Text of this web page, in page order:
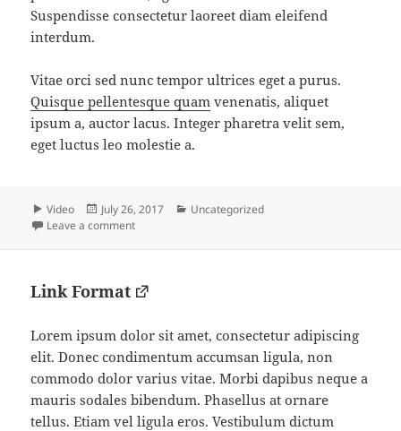
Suspendisse consectetur laoreet diam eleifend
interdum.
Vitae orci sed nunc tempor ultrices eget a purus.
Quisque pellentesque quam venenatis, aliquet
ipsum a, auctor lacus. Integer pharetra velit sem,
eget luctus leo molestie a.
Format
Video
Posted
on
July 26, 2017 Categories
Uncategorized
Leave a commenton Video Format
Link Format
Lorem ipsum dolor sit amet, consectetur adipiscing
elit. Donec condimentum accumsan ligula, non
commodo dolor varius vitae. Morbi dapibus neque a
mauris sodales bibendum. Phasellus at ornare
tellus. Etiam vel ligula eros. Vestibulum dictum